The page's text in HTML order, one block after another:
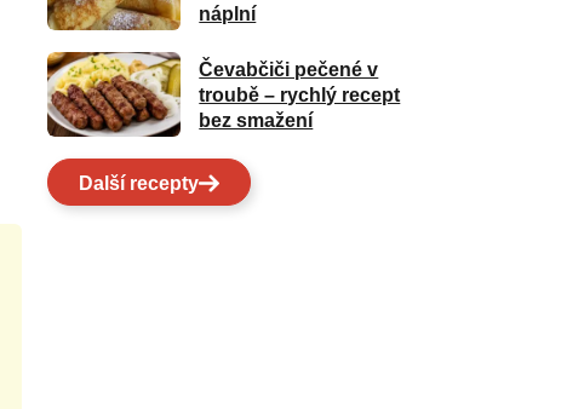
náplní
Čevabčiči pečené v
troubě – rychlý recept
bez smažení
Další recepty